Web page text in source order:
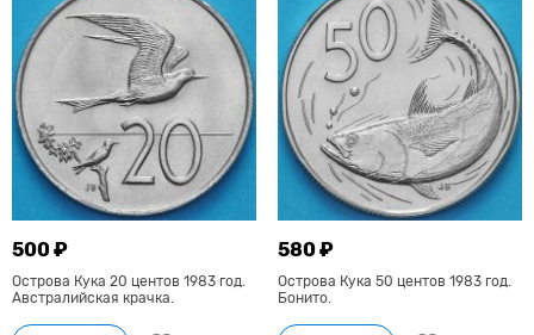
500 ₽
Острова Кука 20 центов 1983 год.
Австралийская крачка.
580 ₽
Острова Кука 50 центов 1983 год.
Бонито.